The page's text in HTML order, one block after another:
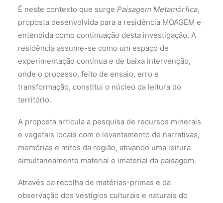
É neste contexto que surge Paisagem Metamórfica,
proposta desenvolvida para a residência MOAGEM e
entendida como continuação desta investigação. A
residência assume-se como um espaço de
experimentação contínua e de baixa intervenção,
onde o processo, feito de ensaio, erro e
transformação, constitui o núcleo da leitura do
território.
A proposta articula a pesquisa de recursos minerais
e vegetais locais com o levantamento de narrativas,
memórias e mitos da região, ativando uma leitura
simultaneamente material e imaterial da paisagem.
Através da recolha de matérias-primas e da
observação dos vestígios culturais e naturais do